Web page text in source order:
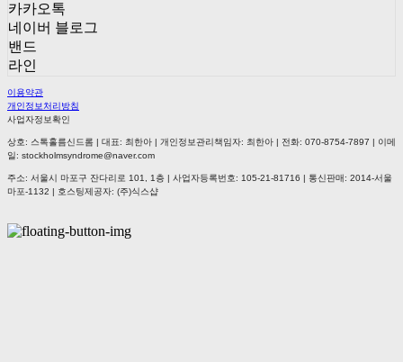
카카오톡
네이버 블로그
밴드
라인
이용약관
개인정보처리방침
사업자정보확인
상호: 스톡홀름신드롬 | 대표: 최한아 | 개인정보관리책임자: 최한아 | 전화: 070-8754-7897 | 이메
일: stockholmsyndrome@naver.com
주소: 서울시 마포구 잔다리로 101, 1층 | 사업자등록번호: 105-21-81716 | 통신판매: 2014-서울
마포-1132 | 호스팅제공자: (주)식스샵